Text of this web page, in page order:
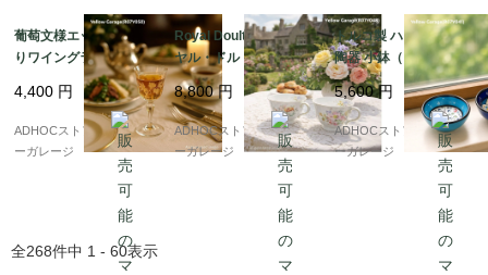
葡萄文様エッチング入
りワイングラス（高さ1
4cm／ヴィンテージ
風）
4,400 円
ADHOCストア・イエロ
ーガレージ
Royal Doulton（ロイ
ヤル・ドルトン）“AR
CADIA（アルカディ
ア）” ティーカップ ペ
ア
8,800円
ADHOCストア・イエロ
ーガレージ
トルコ製 ハンドメイド
陶器 小鉢（ブルー＆ネ
イビー 2点セット）
5,600円
ADHOCストア・イエロ
ーガレージ
全268件中 1 - 60表示